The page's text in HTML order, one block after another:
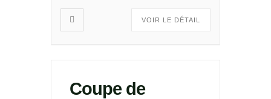
VOIR LE DÉTAIL
Coupe de